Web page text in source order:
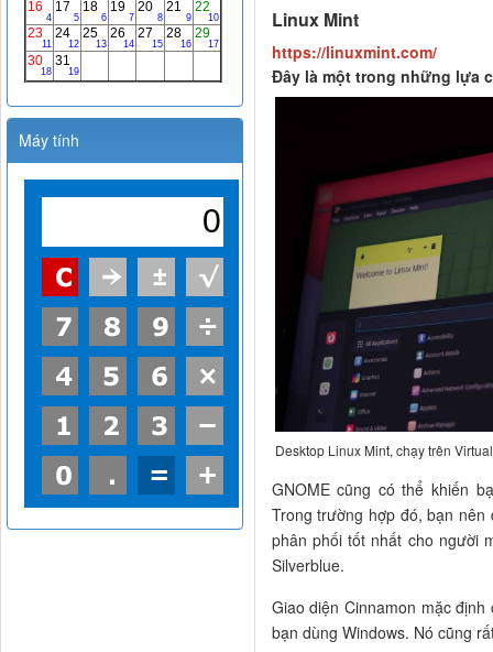
Linux Mint
https://linuxmint.com/
Đây là một trong những lựa
Desktop Linux Mint, chạy trên
GNOME cũng có thể khiến
Trong trường hợp đó, bạn
phân phối tốt nhất cho người
Silverblue.
Giao diện Cinnamon mặc
bạn dùng Windows. Nó cũng
Máy tính